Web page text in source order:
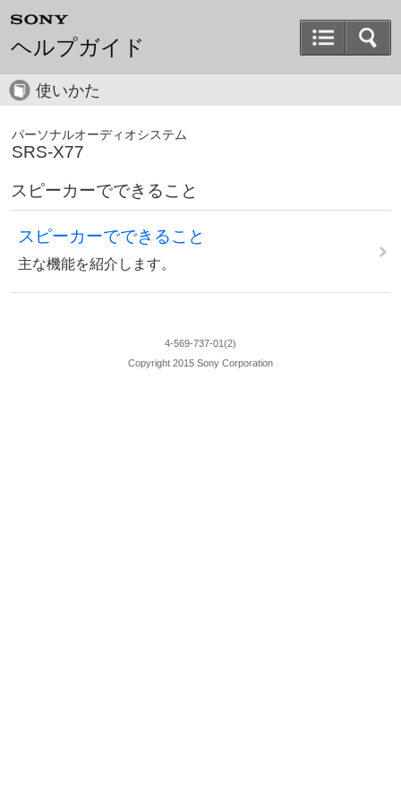
ヘルプガイド
使いかた
パーソナルオーディオシステム
SRS-X77
スピーカーでできること
スピーカーでできること
主な機能を紹介します。
4-569-737-01(2)
Copyright 2015 Sony Corporation